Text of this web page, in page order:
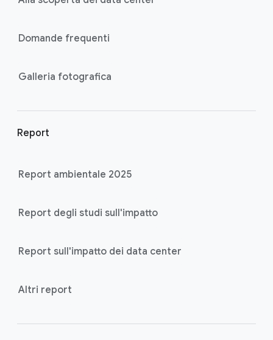
Domande frequenti
Galleria fotografica
Report
Report ambientale 2025
Report degli studi sull'impatto
Report sull'impatto dei data center
Altri report